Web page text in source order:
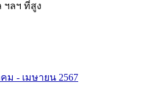
ฯลฯ ที่สูง
ม - เมษายน 2567